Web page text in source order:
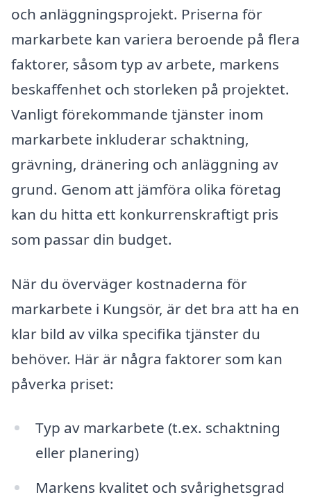
och anläggningsprojekt. Priserna för
markarbete kan variera beroende på flera
faktorer, såsom typ av arbete, markens
beskaffenhet och storleken på projektet.
Vanligt förekommande tjänster inom
markarbete inkluderar schaktning,
grävning, dränering och anläggning av
grund. Genom att jämföra olika företag
kan du hitta ett konkurrenskraftigt pris
som passar din budget.
När du överväger kostnaderna för
markarbete i Kungsör, är det bra att ha en
klar bild av vilka specifika tjänster du
behöver. Här är några faktorer som kan
påverka priset:
Typ av markarbete (t.ex. schaktning
eller planering)
Markens kvalitet och svårighetsgrad